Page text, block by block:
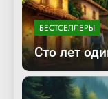
БЕСТСЕЛЛЕРЫ
Сто лет